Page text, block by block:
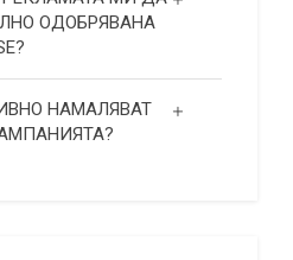
ОДОБРЯВАНА
НАМАЛЯВАТ